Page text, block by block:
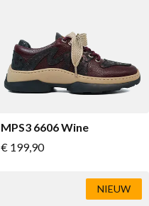
MPS3 6606 Wine
Vanaf
€ 199,90
NIEUW